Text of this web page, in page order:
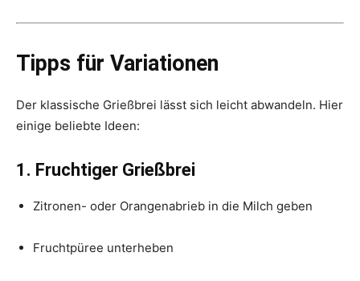
Tipps für Variationen
Der klassische Grießbrei lässt sich leicht abwandeln. Hier
einige beliebte Ideen:
1. Fruchtiger Grießbrei
Zitronen- oder Orangenabrieb in die Milch geben
Fruchtpüree unterheben